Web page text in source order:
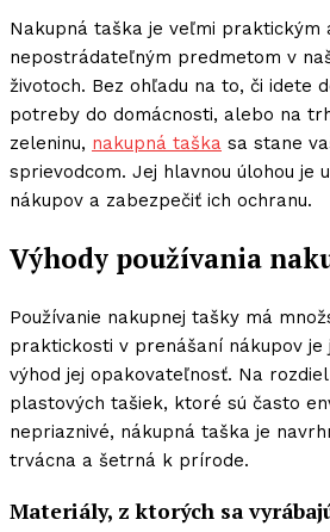
Nakupná taška je veľmi praktickým
nepostrádateľným predmetom v
životoch. Bez ohľadu na to, či idete
potreby do domácnosti, alebo na
zeleninu, nakupná taška sa stane
sprievodcom. Jej hlavnou úlohou je
nákupov a zabezpečiť ich ochranu.
Výhody používania
Používanie nakupnej tašky má
praktickosti v prenášaní nákupov je
výhod jej opakovateľnosť. Na
plastových tašiek, ktoré sú často
nepriaznivé, nákupná taška je
trvácna a šetrná k prírode.
Materiály, z ktorých sa